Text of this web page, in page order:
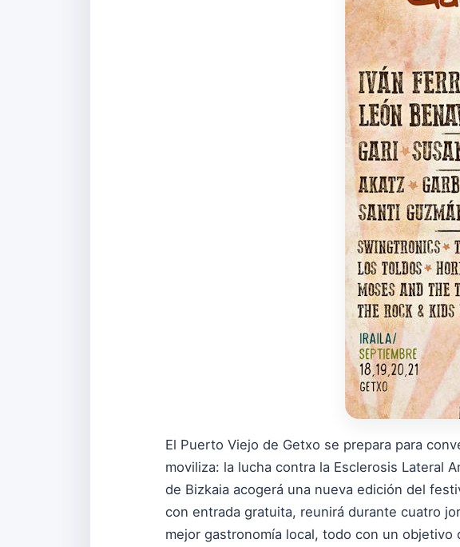
El Puerto Viejo de Getxo se prepara para
moviliza: la lucha contra la Esclerosis Lateral
de Bizkaia acogerá una nueva edición del
con entrada gratuita, reunirá durante cuatro
mejor gastronomía local, todo con un